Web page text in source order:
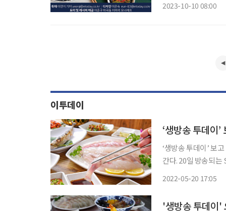
2023-10-10 08:00
이투데이
‘생방송 투데이’
간다. 20일 방송되는 SBS ‘생방송 투데이’ 보고 먹고 즐기고! 3GO 코너에서는 전북 부안에 위
2022-05-20 17:05